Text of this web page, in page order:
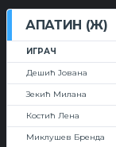
АПАТИН (Ж)
ИГРАЧ
Дешић Јована
Зекић Милана
Костић Лена
Миклушев Бренда